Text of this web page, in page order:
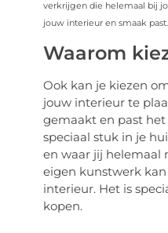
verkrijgen die helemaal bij
jouw interieur en smaak past.
Waarom
Ook kan je kiezen
jouw interieur te
gemaakt en past
speciaal stuk in je
en waar jij helemaal
eigen kunstwerk
interieur. Het is
kopen.